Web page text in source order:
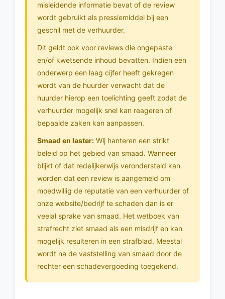
misleidende informatie bevat of de review
wordt gebruikt als pressiemiddel bij een
geschil met de verhuurder.
Dit geldt ook voor reviews die ongepaste
en/of kwetsende inhoud bevatten. Indien een
onderwerp een laag cijfer heeft gekregen
wordt van de huurder verwacht dat de
huurder hierop een toelichting geeft zodat de
verhuurder mogelijk snel kan reageren of
bepaalde zaken kan aanpassen.
Smaad en laster: Wij hanteren een strikt
beleid op het gebied van smaad. Wanneer
blijkt of dat redelijkerwijs verondersteld kan
worden dat een review is aangemeld om
moedwillig de reputatie van een verhuurder of
onze website/bedrijf te schaden dan is er
veelal sprake van smaad. Het wetboek van
strafrecht ziet smaad als een misdrijf en kan
mogelijk resulteren in een strafblad. Meestal
wordt na de vaststelling van smaad door de
rechter een schadevergoeding toegekend.